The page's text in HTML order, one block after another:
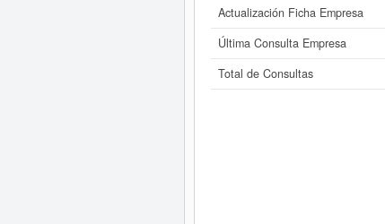
Actualización Ficha Empresa
Última Consulta Empresa
Total de Consultas